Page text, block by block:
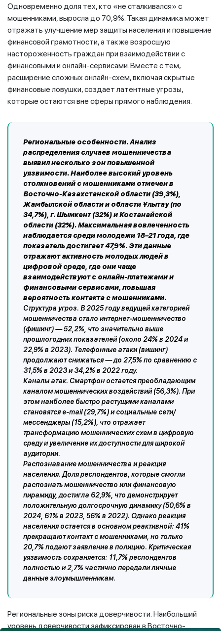
Одновременно доля тех, кто «не сталкивался» с
мошенниками, выросла до 70,9%. Такая динамика может
отражать улучшение мер защиты населения и повышение
финансовой грамотности, а также возросшую
настороженность граждан при взаимодействии с
финансовыми и онлайн-сервисами. Вместе с тем,
расширение сложных онлайн-схем, включая скрытые
финансовые ловушки, создает латентные угрозы,
которые остаются вне сферы прямого наблюдения.
Региональные особенности. Анализ
распределения случаев мошенничества
выявил несколько зон повышенной
уязвимости. Наиболее высокий уровень
столкновений с мошенниками отмечен в
Восточно-Казахстанской области (39,3%),
Жамбылской области и области Ұлытау (по
34,7%), г. Шымкент (32%) и Костанайской
области (32%). Максимальная вовлеченность
наблюдается среди молодежи 18–21 года, где
показатель достигает 47,9%. Эти данные
отражают активность молодых людей в
цифровой среде, где они чаще
взаимодействуют с онлайн-платежами и
финансовыми сервисами, повышая
вероятность контакта с мошенниками.
Структура угроз. В 2025 году ведущей категорией
мошенничества стало интернет-мошенничество
(фишинг) — 52,2%, что значительно выше
прошлогодних показателей (около 24% в 2024 и
22,9% в 2023). Телефонные атаки (вишинг)
продолжают снижаться — до 27,5% по сравнению с
31,5% в 2023 и 34,2% в 2022 году.
Каналы атак. Смартфон остается преобладающим
каналом мошеннических воздействий (56,3%). При
этом наиболее быстро растущими каналами
становятся e-mail (29,7%) и социальные сети/
мессенджеры (15,2%), что отражает
трансформацию мошеннических схем в цифровую
среду и увеличение их доступности для широкой
аудитории.
Распознавание мошенничества и реакция
населения. Доля респондентов, которые смогли
распознать мошенничество или финансовую
пирамиду, достигла 62,9%, что демонстрирует
положительную долгосрочную динамику (50,6% в
2024, 61% в 2023, 56% в 2022). Однако реакция
населения остается в основном реактивной: 41%
прекращают контакт с мошенниками, но только
20,7% подают заявление в полицию. Критическая
уязвимость сохраняется: 11,7% респондентов
полностью и 2,7% частично передали личные
данные злоумышленникам.
Региональные зоны риска доверчивости. Наибольший
уровень доверчивости зафиксирован в Восточно-